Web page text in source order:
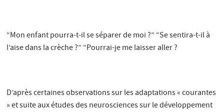
“Mon enfant pourra-t-il se séparer de moi ?” “Se sentira-t-il à
l’aise dans la crèche ?” “Pourrai-je me laisser aller ?
D’après certaines observations sur les adaptations « courantes
» et suite aux études des neurosciences sur le développement